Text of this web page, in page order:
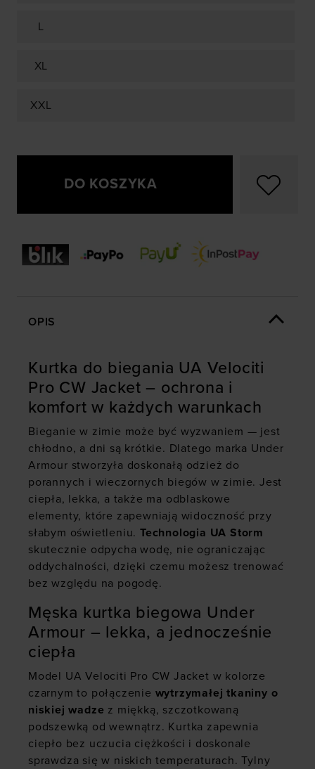
L
XL
XXL
DO KOSZYKA
OPIS
Kurtka do biegania UA Velociti
Pro CW Jacket – ochrona i
komfort w każdych warunkach
Bieganie w zimie może być wyzwaniem — jest
chłodno, a dni są krótkie. Dlatego marka Under
Armour stworzyła doskonałą odzież do
porannych i wieczornych biegów w zimie. Jest
ciepła, lekka, a także ma odblaskowe
elementy, które zapewniają widoczność przy
słabym oświetleniu.Technologia UA Storm
skutecznie odpycha wodę, nie ograniczając
oddychalności, dzięki czemu możesz trenować
bez względu na pogodę.
Męska kurtka biegowa Under
Armour – lekka, a jednocześnie
ciepła
Model UA Velociti Pro CW Jacket w kolorze
czarnym to połączenie wytrzymałej tkaniny o
niskiej wadze z miękką, szczotkowaną
podszewką od wewnątrz. Kurtka zapewnia
ciepło bez uczucia ciężkości i doskonale
sprawdza się w niskich temperaturach. Tylny